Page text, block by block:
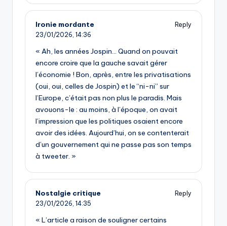
Ironie mordante
Reply
23/01/2026, 14:36
« Ah, les années Jospin… Quand on pouvait
encore croire que la gauche savait gérer
l’économie ! Bon, après, entre les privatisations
(oui, oui, celles de Jospin) et le “ni-ni” sur
l’Europe, c’était pas non plus le paradis. Mais
avouons-le : au moins, à l’époque, on avait
l’impression que les politiques osaient encore
avoir des idées. Aujourd’hui, on se contenterait
d’un gouvernement qui ne passe pas son temps
à tweeter. »
Nostalgie critique
Reply
23/01/2026, 14:35
« L’article a raison de souligner certains